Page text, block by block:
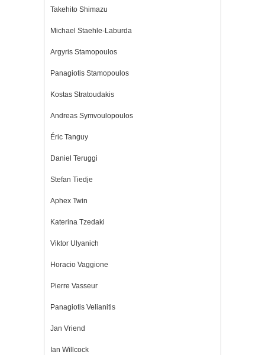
Takehito Shimazu
Michael Staehle-Laburda
Argyris Stamopoulos
Panagiotis Stamopoulos
Kostas Stratoudakis
Andreas Symvoulopoulos
Éric Tanguy
Daniel Teruggi
Stefan Tiedje
Aphex Twin
Katerina Tzedaki
Viktor Ulyanich
Horacio Vaggione
Pierre Vasseur
Panagiotis Velianitis
Jan Vriend
Ian Willcock